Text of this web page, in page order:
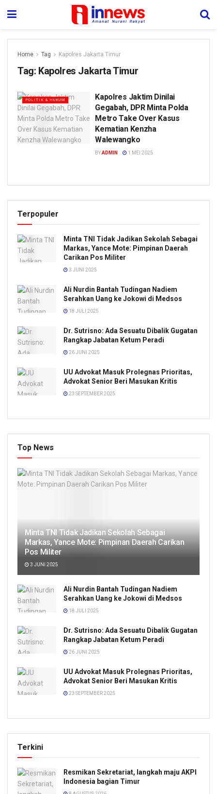
Home Tag Kapolres Jakarta Timur
Tag: Kapolres Jakarta Timur
POLITIK & HUKUM
Kapolres Jaktim Dinilai
Gegabah, DPR Minta Polda
Metro Take Over Kasus
Kematian Kenzha
Walewangko
BY ADMIN 1 MEI 2025
Terpopuler
Minta TNI Tidak Jadikan Sekolah Sebagai
Markas, Yance Mote: Pimpinan Daerah
Carikan Pos Militer
3 JUNI 2025
Ali Nurdin Bantah Tudingan Nadiem
Serahkan Uang ke Jokowi di Medsos
18 JULI 2025
Dr. Sutrisno: Ada Sesuatu Dibalik Gugatan
Rangkap Jabatan Ketum Peradi
26 JUNI 2025
UU Advokat Masuk Prolegnas Prioritas,
Advokat Senior Beri Masukan Kritis
23 SEPTEMBER 2025
Top News
Minta TNI Tidak Jadikan Sekolah Sebagai
Markas, Yance Mote: Pimpinan Daerah Carikan
Pos Militer
3 JUNI 2025
Ali Nurdin Bantah Tudingan Nadiem
Serahkan Uang ke Jokowi di Medsos
18 JULI 2025
Dr. Sutrisno: Ada Sesuatu Dibalik Gugatan
Rangkap Jabatan Ketum Peradi
26 JUNI 2025
UU Advokat Masuk Prolegnas Prioritas,
Advokat Senior Beri Masukan Kritis
23 SEPTEMBER 2025
Terkini
Resmikan Sekretariat, langkah maju AKPI
Indonesia bagian Timur